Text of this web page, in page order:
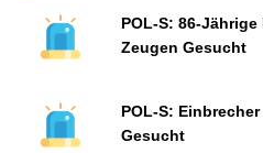
POL-S: 86-
Zeugen Gesucht
POL-S:
Gesucht